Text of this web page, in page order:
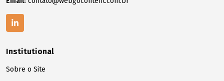
Institutional
Sobre o Site